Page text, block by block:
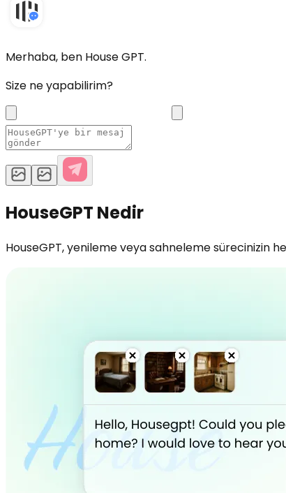
Merhaba, ben House GPT.
Size ne yapabilirim?
HouseGPT Nedir
HouseGPT, yenileme veya sahneleme sürecinizin